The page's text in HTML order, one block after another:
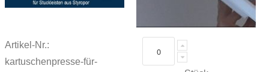
Artikel-Nr.:
kartuschenpresse-für-